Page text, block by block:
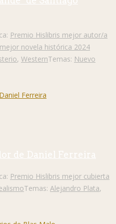
Premio Hislibris mejor autor/a
novela histórica 2024
, WesternTemas: Nuevo
de Daniel Ferreira
Premio Hislibris mejor cubierta
Temas: Alejandro Plata,